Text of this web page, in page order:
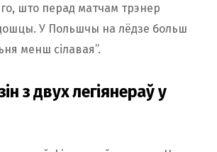
што перад матчам трэнер
У Польшчы на лёдзе больш
менш сілавая”.
з двух легіянераў у